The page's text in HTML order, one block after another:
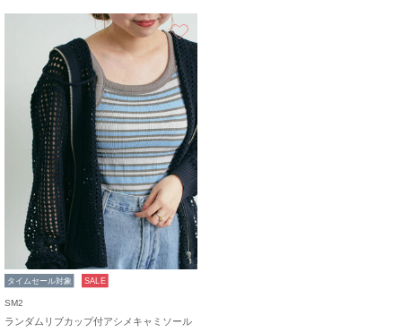
タイムセール対象 SALE
SM2
ランダムリブカップ付アシメキャミソール